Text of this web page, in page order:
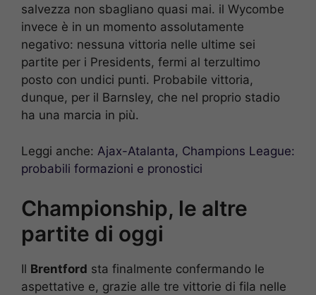
salvezza non sbagliano quasi mai. il Wycombe
invece è in un momento assolutamente
negativo: nessuna vittoria nelle ultime sei
partite per i Presidents, fermi al terzultimo
posto con undici punti. Probabile vittoria,
dunque, per il Barnsley, che nel proprio stadio
ha una marcia in più.
Leggi anche: Ajax-Atalanta, Champions League:
probabili formazioni e pronostici
Championship, le altre
partite di oggi
Il Brentford sta finalmente confermando le
aspettative e, grazie alle tre vittorie di fila nelle